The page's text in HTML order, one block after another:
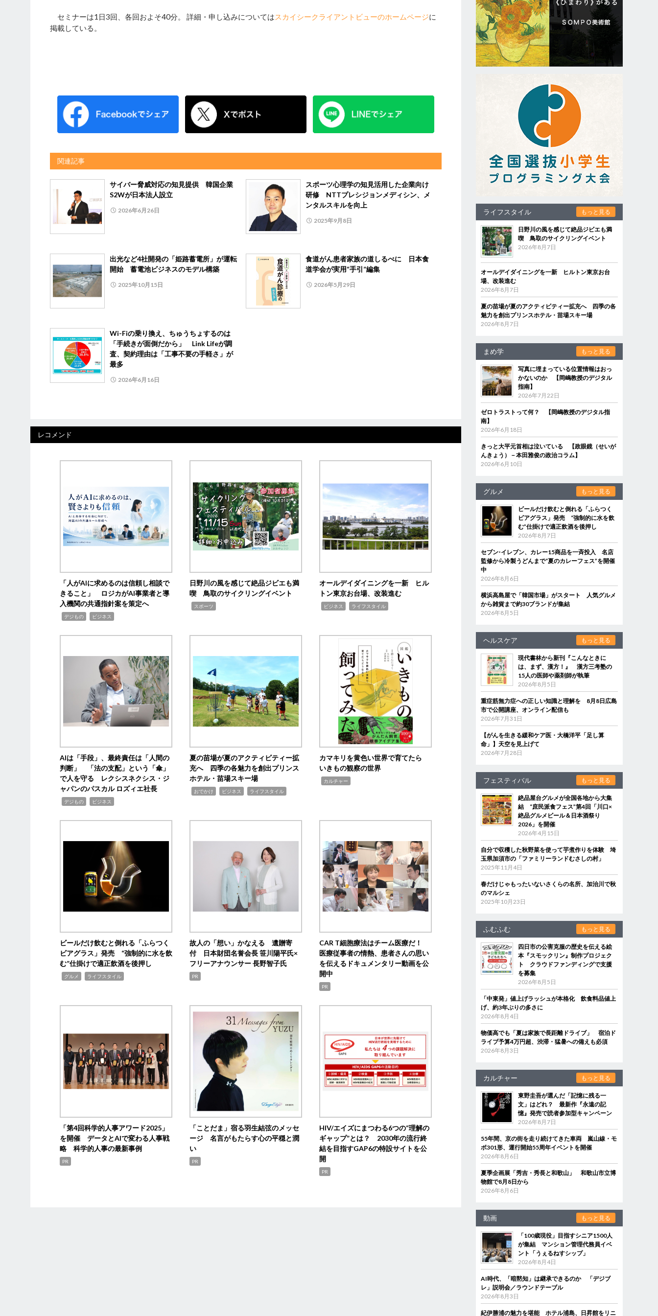
セミナーは1日3回、各回およそ40分。 詳細・申し込みについてはスカイシークライアントビューのホームページに
掲載している。
関連記事
サイバー脅威対応の知見提供 韓国企業
S2Wが日本法人設立
2026年6月26日
スポーツ心理学の知見活用した企業向け
研修 NTTプレシジョンメディシン、メ
ンタルスキルを向上
2025年9月8日
出光など4社開発の「姫路蓄電所」が運転
開始 蓄電池ビジネスのモデル構築
2025年10月15日
食道がん患者家族の道しるべに 日本食
道学会が実用“手引”編集
2026年5月29日
Wi-Fiの乗り換え、ちゅうちょするのは
「手続きが面倒だから」 Link Lifeが調
査、契約理由は「工事不要の手軽さ」が
最多
2026年6月16日
レコメンド
「人がAIに求めるのは信頼し相談で
きること」 ロジカがAI事業者と導
入機関の共通指針案を策定へ
デジもの ビジネス
日野川の風を感じて絶品ジビエも満
喫 鳥取のサイクリングイベント
スポーツ
オールデイダイニングを一新 ヒル
トン東京お台場、改装進む
ビジネス ライフスタイル
AIは「手段」、最終責任は「人間の
判断」 「法の支配」という「傘」
で人を守る レクシスネクシス・ジ
ャパンのパスカル ロズィエ社長
デジもの ビジネス
夏の苗場が夏のアクティビティー拡
充へ 四季の各魅力を創出プリンス
ホテル・苗場スキー場
おでかけ ビジネス ライフスタイル
カマキリを黄色い世界で育てたら
いきもの観察の世界
カルチャー
ビールだけ飲むと倒れる「ふらつく
ビアグラス」発売 “強制的に水を飲
む”仕掛けで適正飲酒を後押し
グルメ ライフスタイル
故人の「想い」かなえる 遺贈寄
付 日本財団名誉会長 笹川陽平氏×
フリーアナウンサー 長野智子氏
PR
CAR T細胞療法はチーム医療だ！
医療従事者の情熱、患者さんの思い
を伝えるドキュメンタリー動画を公
開中
PR
「第4回科学的人事アワード2025」
を開催 データとAIで変わる人事戦
略 科学的人事の最新事例
PR
「ことだま」宿る羽生結弦のメッセ
ージ 名言がもたらす心の平穏と潤
い
PR
HIV/エイズにまつわる6つの“理解の
ギャップ”とは？ 2030年の流行終
結を目指すGAP6の特設サイトを公
開
PR
ライフスタイル もっと見る
日野川の風を感じて絶品ジビエも満
喫 鳥取のサイクリングイベント
2026年8月7日
オールデイダイニングを一新 ヒルトン東京お台
場、改装進む
2026年8月7日
夏の苗場が夏のアクティビティー拡充へ 四季の各
魅力を創出プリンスホテル・苗場スキー場
2026年8月7日
まめ学 もっと見る
写真に埋まっている位置情報はおっ
かないのか 【岡嶋教授のデジタル
指南】
2026年7月22日
ゼロトラストって何？ 【岡嶋教授のデジタル指
南】
2026年6月18日
きっと大平元首相は泣いている 【政眼鏡（せいが
んきょう）－本田雅俊の政治コラム】
2026年6月10日
グルメ もっと見る
ビールだけ飲むと倒れる「ふらつく
ビアグラス」発売 “強制的に水を飲
む”仕掛けで適正飲酒を後押し
2026年8月7日
セブン‐イレブン、カレー15商品を一斉投入 名店
監修から冷製うどんまで“夏のカレーフェス”を開催
中
2026年8月6日
横浜高島屋で「韓国市場」がスタート 人気グルメ
から雑貨まで約30ブランドが集結
2026年8月5日
ヘルスケア もっと見る
現代書林から新刊『こんなときに
は、まず、漢方！』 漢方三考塾の
15人の医師や薬剤師が執筆
2026年8月5日
重症筋無力症への正しい知識と理解を 8月8日広島
市で公開講座、オンライン配信も
2026年7月31日
【がんを生きる緩和ケア医・大橋洋平「足し算
命」】天空を見上げて
2026年7月28日
フェスティバル もっと見る
絶品屋台グルメが全国各地から大集
結 “庶民派食フェス”第4回「川口×
絶品グルメビール＆日本酒祭り
2026」を開催
2026年4月15日
自分で収穫した秋野菜を使って芋煮作りを体験 埼
玉県加須市の「ファミリーランドむさしの村」
2025年11月4日
春だけじゃもったいないさくらの名所、加治川で秋
のマルシェ
2025年10月23日
ふむふむ もっと見る
四日市の公害克服の歴史を伝える絵
本『スモックリン』制作プロジェク
ト クラウドファンディングで支援
を募集
2026年8月5日
「中東発」値上げラッシュが本格化 飲食料品値上
げ、約3年ぶりの多さに
2026年8月4日
物価高でも「夏は家族で長距離ドライブ」 宿泊ド
ライブ予算4万円超、渋滞・猛暑への備えも必須
2026年8月3日
カルチャー もっと見る
東野圭吾が選んだ「記憶に残る一
文」はどれ？ 最新作『永遠の記
憶』発売で読者参加型キャンペーン
2026年8月7日
55年間、京の街を走り続けてきた車両 嵐山線・モ
ボ301形、運行開始55周年イベントを開催
2026年8月6日
夏季企画展「秀吉・秀長と和歌山」 和歌山市立博
物館で8月8日から
2026年8月6日
動画 もっと見る
「100歳現役」目指すシニア1500人
が集結 マンション管理代務員イベ
ント「うぇるねすシップ」
2026年8月4日
AI時代、「暗黙知」は継承できるのか 「デジブ
レ」説明会／ラウンドテーブル
2026年8月3日
紀伊勝浦の魅力を堪能 ホテル浦島、日昇館をリニ